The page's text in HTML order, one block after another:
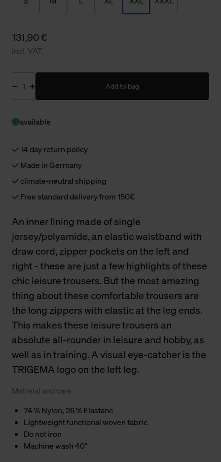
131,90 €
incl. VAT.
Add to bag
available
14 day return policy
Made in Germany
climate-neutral shipping
Free standard delivery from 150€
An inner lining made of single
jersey/polyamide, an elastic waistband with
draw cord, zipper pockets on the left and
right - these are just a few highlights of these
chic leisure trousers. But the most amazing
thing about these comfortable trousers are
the long zippers with elastic at the leg ends.
This makes these leisure trousers an
absolute all-rounder in leisure and hobby, as
well as in training. A visual eye-catcher is the
TRIGEMA logo on the left leg.
Matreial and care
74 % Nylon, 26 % Elastane
Lightweight functional woven fabric
Do not iron
Machine wash 40°